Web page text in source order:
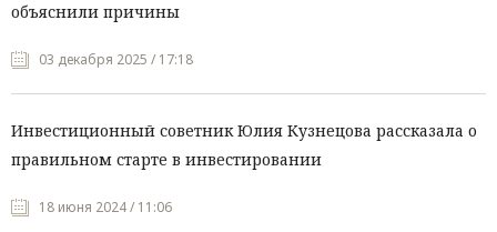
объяснили причины
03 декабря 2025 / 17:18
Инвестиционный советник Юлия Кузнецова рассказала о
правильном старте в инвестировании
18 июня 2024 / 11:06